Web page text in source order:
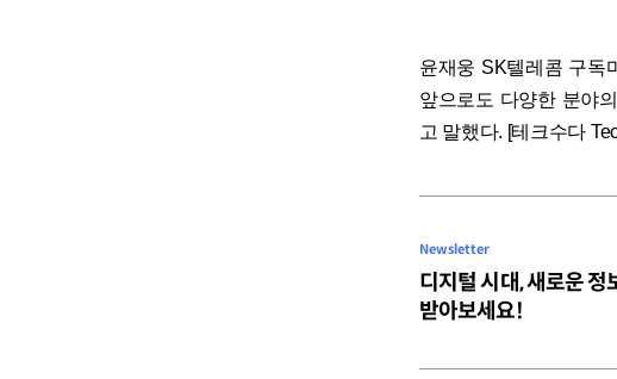
윤재웅 SK텔레콤 구독
앞으로도 다양한 분야
고 말했다. [테크수다
Newsletter
디지털 시대, 새로운 정
받아보세요!